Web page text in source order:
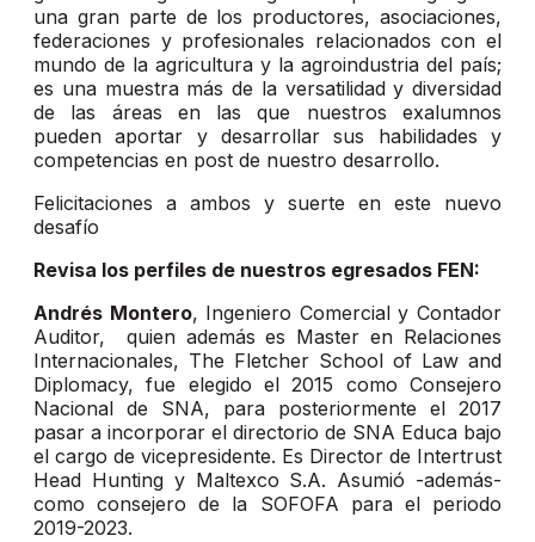
una gran parte de los productores, asociaciones,
federaciones y profesionales relacionados con el
mundo de la agricultura y la agroindustria del país;
es una muestra más de la versatilidad y diversidad
de las áreas en las que nuestros exalumnos
pueden aportar y desarrollar sus habilidades y
competencias en post de nuestro desarrollo.
Felicitaciones a ambos y suerte en este nuevo
desafío
Revisa los perfiles de nuestros egresados FEN:
Andrés Montero, Ingeniero Comercial y Contador
Auditor, quien además es Master en Relaciones
Internacionales, The Fletcher School of Law and
Diplomacy, fue elegido el 2015 como Consejero
Nacional de SNA, para posteriormente el 2017
pasar a incorporar el directorio de SNA Educa bajo
el cargo de vicepresidente. Es Director de Intertrust
Head Hunting y Maltexco S.A. Asumió -además-
como consejero de la SOFOFA para el periodo
2019-2023.